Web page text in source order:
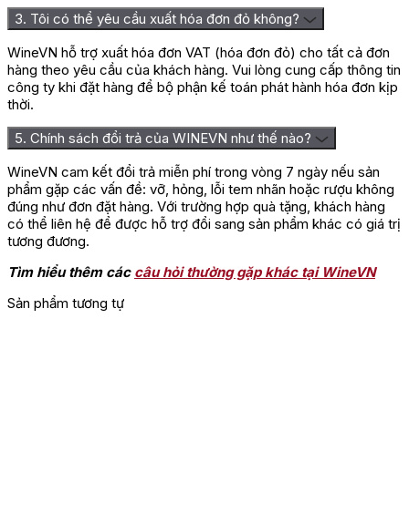
3. Tôi có thể yêu cầu xuất hóa đơn đỏ không?
WineVN hỗ trợ xuất hóa đơn VAT (hóa đơn đỏ) cho tất cả đơn
hàng theo yêu cầu của khách hàng. Vui lòng cung cấp thông tin
công ty khi đặt hàng để bộ phận kế toán phát hành hóa đơn kịp
thời.
5. Chính sách đổi trả của WINEVN như thế nào?
WineVN cam kết đổi trả miễn phí trong vòng 7 ngày nếu sản
phẩm gặp các vấn đề: vỡ, hỏng, lỗi tem nhãn hoặc rượu không
đúng như đơn đặt hàng. Với trường hợp quà tặng, khách hàng
có thể liên hệ để được hỗ trợ đổi sang sản phẩm khác có giá trị
tương đương.
Tìm hiểu thêm các câu hỏi thường gặp khác tại WineVN
Sản phẩm tương tự